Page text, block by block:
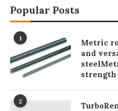
Popular Posts
1
Metric
and
2